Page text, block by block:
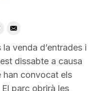
venda d’entrades i
dissabte a causa
han convocat els
parc obrirà les